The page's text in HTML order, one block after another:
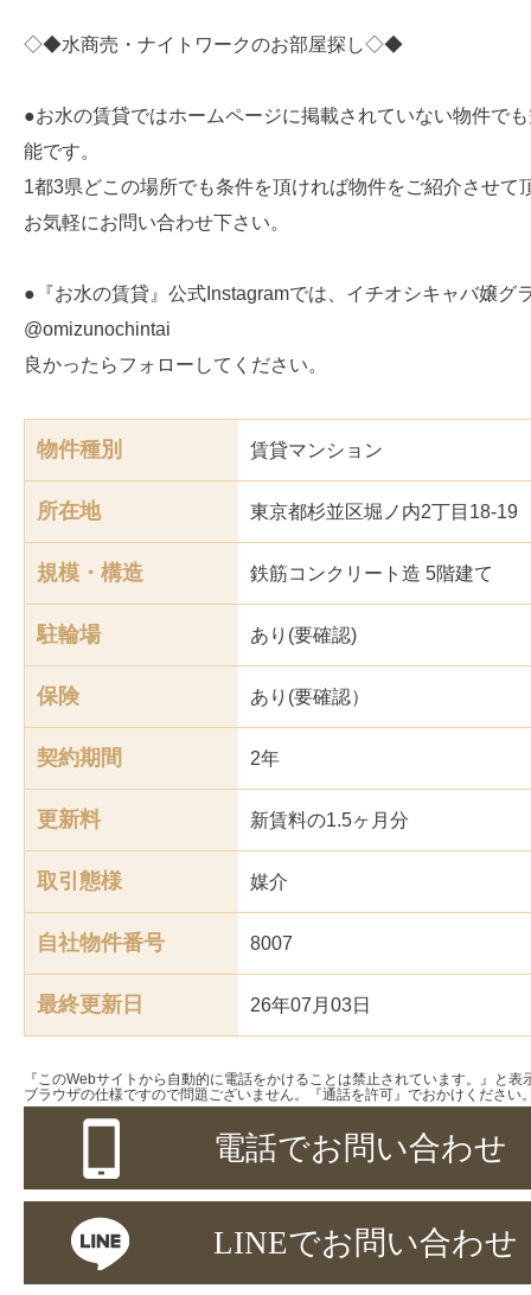
◇◆水商売・ナイトワークのお部屋探し◇◆
●お水の賃貸ではホームページに掲載されていない物件で
能です。
1都3県どこの場所でも条件を頂ければ物件をご紹介させて
お気軽にお問い合わせ下さい。
●『お水の賃貸』公式Instagramでは、イチオシキャバ嬢グ
@omizunochintai
良かったらフォローしてください。
物件種別 賃貸マンション
所在地 東京都杉並区堀ノ内2丁目18-19
規模・構造 鉄筋コンクリート造 5階建て
駐輪場 あり(要確認)
保険 あり(要確認）
契約期間 2年
更新料 新賃料の1.5ヶ月分
取引態様 媒介
自社物件番号 8007
最終更新日 26年07月03日
『このWebサイトから自動的に電話をかけることは禁止されています。』と
ブラウザの仕様ですので問題ございません。『通話を許可』でおかけください
電話でお問い合わせ
LINEでお問い合わせ